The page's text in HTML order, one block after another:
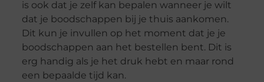
is ook dat je zelf kan bepalen wanneer je wilt
dat je boodschappen bij je thuis aankomen.
Dit kun je invullen op het moment dat je je
boodschappen aan het bestellen bent. Dit is
erg handig als je het druk hebt en maar rond
een bepaalde tijd kan.